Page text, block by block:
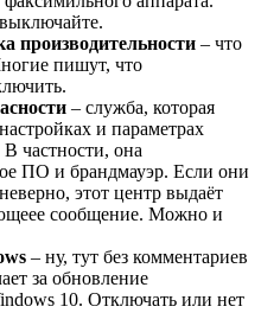
производительности – что
пишут, что
– служба, которая
и параметрах
частности, она
ПО и брандмауэр. Если они
этот центр выдаёт
сообщение. Можно и
– ну, тут без комментариев
за обновление
10. Отключать или нет